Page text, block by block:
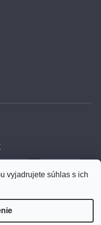
vyjadrujete súhlas s ich